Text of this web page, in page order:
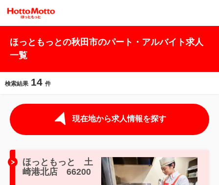
ほっともっとの秋田市のパート・アルバイト求人
一覧
検索結果 14 件
現在地から求人情報を探す
ほっともっと 土
崎港北店 66200